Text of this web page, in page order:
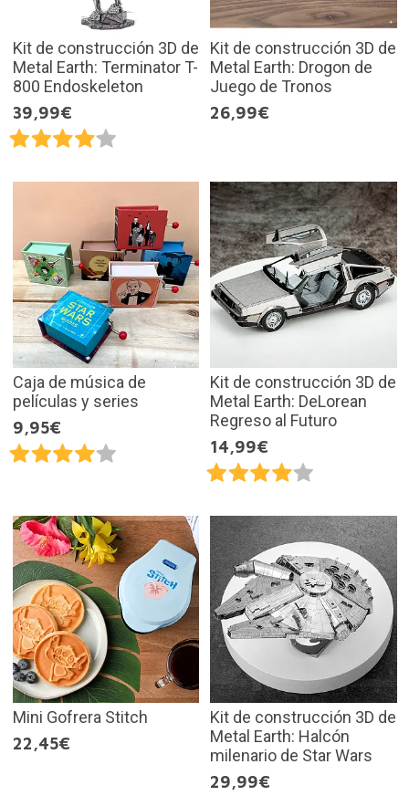
Kit de construcción 3D de
Metal Earth: Terminator T-
800 Endoskeleton
39,99€
Kit de construcción 3D de
Metal Earth: Drogon de
Juego de Tronos
26,99€
Caja de música de
películas y series
9,95€
Kit de construcción 3D de
Metal Earth: DeLorean
Regreso al Futuro
14,99€
Mini Gofrera Stitch
22,45€
Kit de construcción 3D de
Metal Earth: Halcón
milenario de Star Wars
29,99€